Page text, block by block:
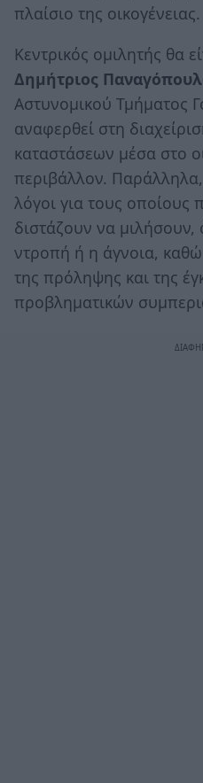
πλαίσιο της οικογένειας.
Κεντρικός ομιλητής θα
Δημήτριος
Αστυνομικού Τμήματος
αναφερθεί στη
καταστάσεων μέσα στο
περιβάλλον.
λόγοι για τους οποίους
διστάζουν να
ντροπή ή η άγνοια,
της πρόληψης και της
προβληματικών